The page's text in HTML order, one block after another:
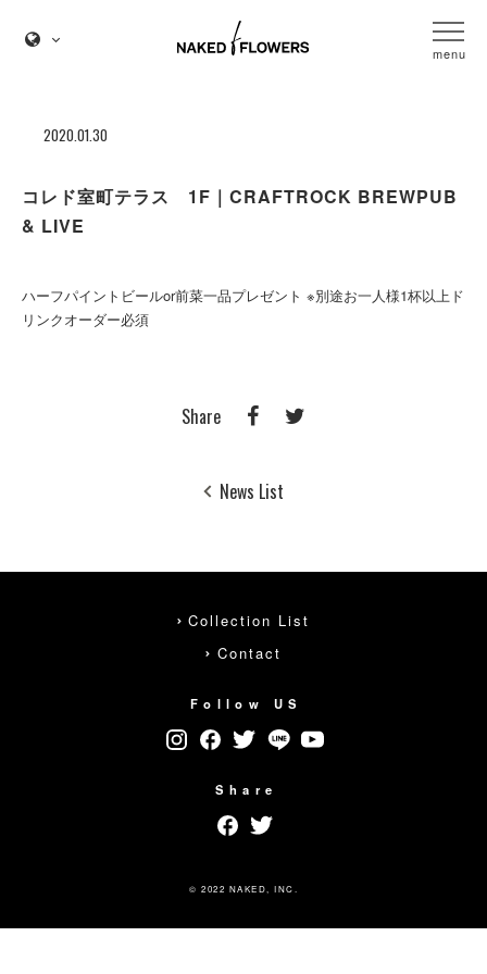
menu
2020.01.30
コレド室町テラス 1F｜CRAFTROCK BREWPUB
& LIVE
ハーフパイントビールor前菜一品プレゼント ※別途お一人様1杯以上ド
リンクオーダー必須
Share
News List
Collection List
Contact
Follow US
Share
© 2022 NAKED, INC.